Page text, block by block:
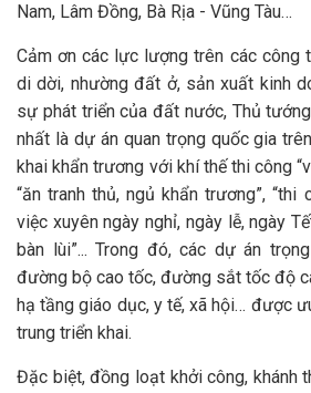
Nam, Lâm Đồng, Bà Rịa - Vũng Tàu…
Cảm ơn các lực lượng trên các công
di dời, nhường đất ở, sản xuất kinh
sự phát triển của đất nước, Thủ
nhất là dự án quan trọng quốc gia
khai khẩn trương với khí thế thi công
“ăn tranh thủ, ngủ khẩn trương”, “thi
việc xuyên ngày nghỉ, ngày lễ, ngày
bàn lùi”... Trong đó, các dự án
đường bộ cao tốc, đường sắt tốc độ
hạ tầng giáo dục, y tế, xã hội… được
trung triển khai.
Đặc biệt, đồng loạt khởi công, khánh